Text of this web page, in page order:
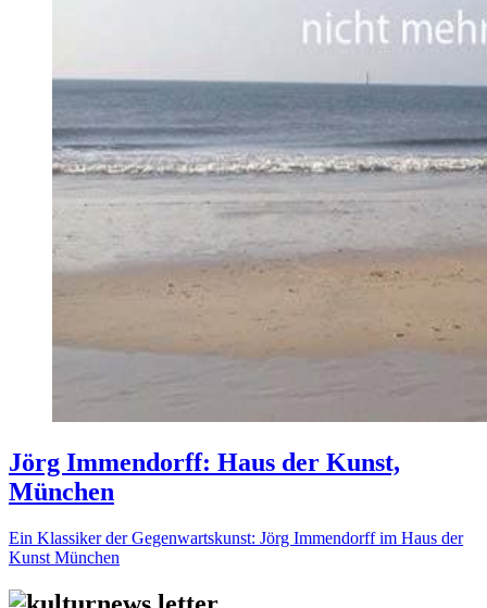
Jörg Immendorff: Haus der Kunst,
München
Ein Klassiker der Gegenwartskunst: Jörg Immendorff im Haus der
Kunst München